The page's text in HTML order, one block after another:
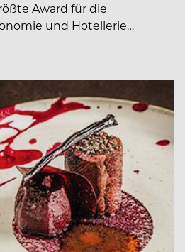
Award für die
und Hotellerie…